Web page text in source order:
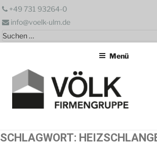
Zum
springen
+49 731 93264-0
info@voelk-ulm.de
Suchen
nach:
Menü
SCHLAGWORT: